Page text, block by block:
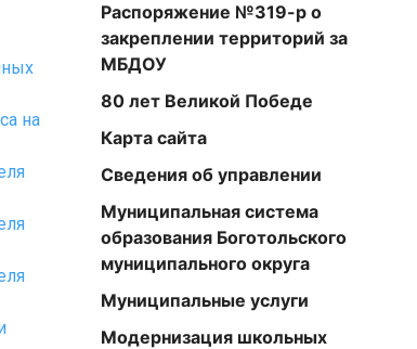
на
Распоряжение №319-р о
закреплении территорий за
МБДОУ
80 лет Великой Победе
Карта сайта
Сведения об управлении
Муниципальная система
образования Боготольского
муниципального округа
Муниципальные услуги
Модернизация школьных